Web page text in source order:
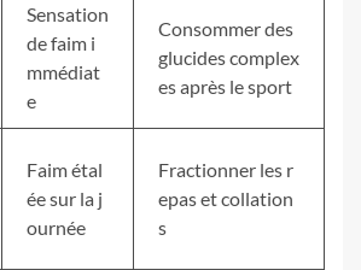
Sensation
de faim i
mmédiat
e
Consommer des
glucides complex
es après le sport
Faim étal
ée sur la j
ournée
Fractionner les r
epas et collation
s